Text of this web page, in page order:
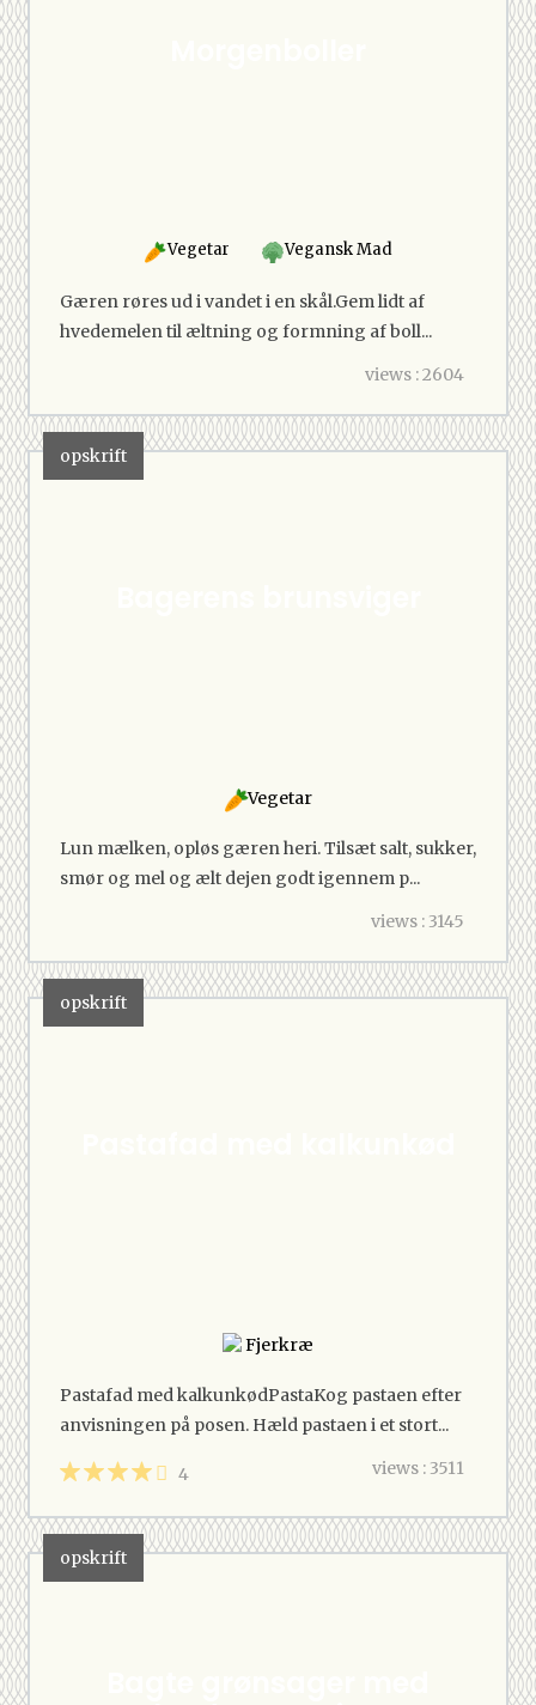
Vegetar Vegansk Mad
Gæren røres ud i vandet i en skål.Gem lidt af
hvedemelen til æltning og formning af boll...
views : 2604
opskrift
Vegetar
Lun mælken, opløs gæren heri. Tilsæt salt, sukker,
smør og mel og ælt dejen godt igennem p...
views : 3145
opskrift
Fjerkræ
Pastafad med kalkunkødPastaKog pastaen efter
anvisningen på posen. Hæld pastaen i et stort...
4 views : 3511
opskrift